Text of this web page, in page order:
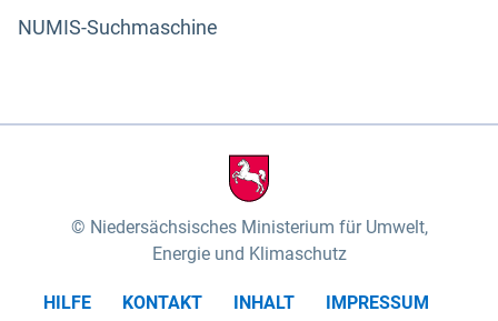
NUMIS-Suchmaschine
Niedersächsisches Ministerium für Umwelt,
Energie und Klimaschutz
HILFE KONTAKT INHALT
IMPRESSUM